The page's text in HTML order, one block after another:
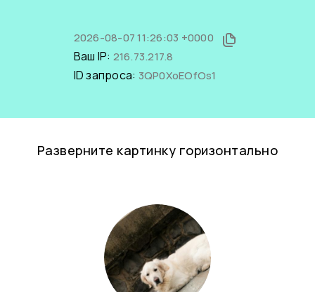
2026-08-07 11:26:03 +0000
Ваш IP: 216.73.217.8
ID запроса: 3QP0XoEOfOs1
Разверните картинку горизонтально